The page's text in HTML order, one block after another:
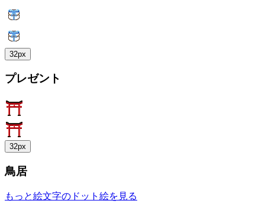
32px
プレゼント
32px
鳥居
もっと絵文字のドット絵を見る